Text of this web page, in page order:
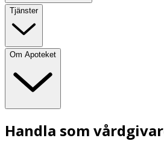
Tjänster
Om Apoteket
Handla som